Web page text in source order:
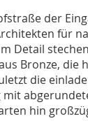
der
für
Detail
Bronze, die
die
hin